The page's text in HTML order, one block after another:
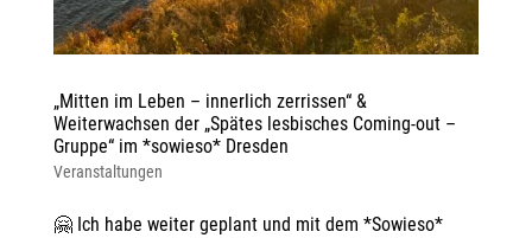
„Mitten im Leben – innerlich zerrissen“ &
Weiterwachsen der „Spätes lesbisches Coming-out –
Gruppe“ im *sowieso* Dresden
Veranstaltungen
🤗 Ich habe weiter geplant und mit dem *Sowieso*